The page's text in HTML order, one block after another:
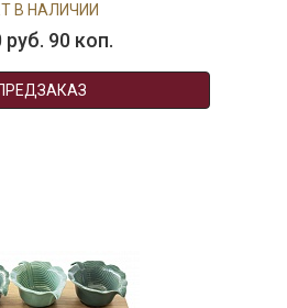
В НАЛИЧИИ
руб. 90 коп.